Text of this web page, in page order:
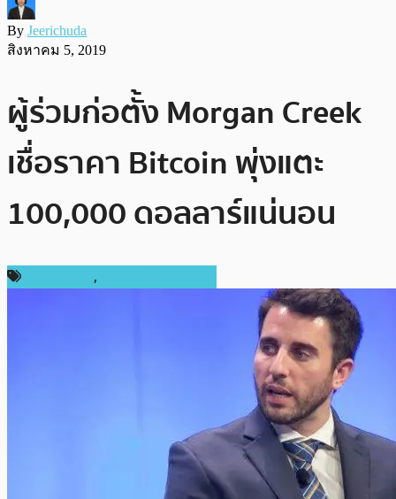
By Jeerichuda
สิงหาคม 5, 2019
ผู้ร่วมก่อตั้ง Morgan Creek
เชื่อราคา Bitcoin พุ่งแตะ
100,000 ดอลลาร์แน่นอน
,